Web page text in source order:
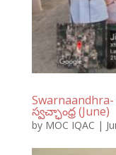
Swarnaandhra-
స్వచ్ఛాంధ్ర (June)
by MOC IQAC |